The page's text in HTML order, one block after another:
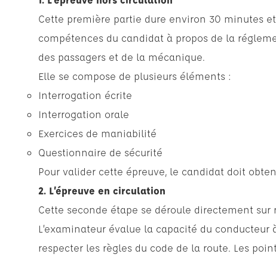
Cette première partie dure environ 30 minutes
compétences du candidat à propos de la
des passagers et de la mécanique.
Elle se compose de plusieurs éléments :
Interrogation écrite
Interrogation orale
Exercices de maniabilité
Questionnaire de sécurité
Pour valider cette épreuve, le candidat doit
2. L’épreuve en circulation
Cette seconde étape se déroule directement sur
L’examinateur évalue la capacité du
respecter les règles du code de la route. Les